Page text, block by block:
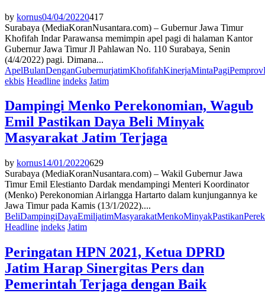
by kornus04/04/20220417
Surabaya (MediaKoranNusantara.com) – Gubernur Jawa Timur
Khofifah Indar Parawansa memimpin apel pagi di halaman Kantor
Gubernur Jawa Timur Jl Pahlawan No. 110 Surabaya, Senin
(4/4/2022) pagi. Dimana...
ApelBulanDenganGubernurjatimKhofifahKinerjaMintaPagiPemprov
ekbis Headline indeks Jatim
Dampingi Menko Perekonomian, Wagub
Emil Pastikan Daya Beli Minyak
Masyarakat Jatim Terjaga
by kornus14/01/20220629
Surabaya (MediaKoranNusantara.com) – Wakil Gubernur Jawa
Timur Emil Elestianto Dardak mendampingi Menteri Koordinator
(Menko) Perekonomian Airlangga Hartarto dalam kunjungannya ke
Jawa Timur pada Kamis (13/1/2022)....
BeliDampingiDayaEmiljatimMasyarakatMenkoMinyakPastikan
Headline indeks Jatim
Peringatan HPN 2021, Ketua DPRD
Jatim Harap Sinergitas Pers dan
Pemerintah Terjaga dengan Baik